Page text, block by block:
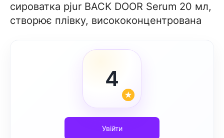
сироватка pjur BACK DOOR Serum 20 мл,
створює плівку, висококонцентрована
4
Увійти